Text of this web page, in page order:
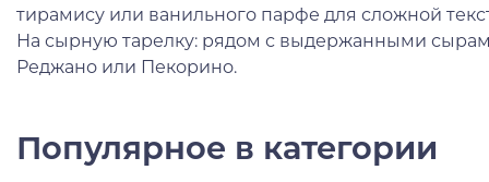
тирамису или ванильного парфе для сложной
На сырную тарелку: рядом с выдержанными
Реджано или Пекорино.
Популярное в категории